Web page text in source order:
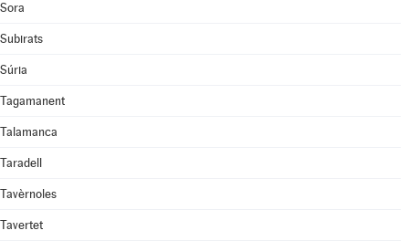
Sora
Subirats
Súria
Tagamanent
Talamanca
Taradell
Tavèrnoles
Tavertet